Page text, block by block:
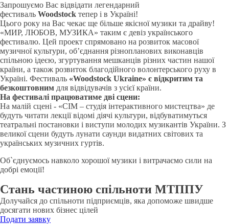
Запрошуємо Вас відвідати легендарний
фестиваль Woodstock тепер і в Україні!
Цього року на Вас чекає ще більше якісної музики та драйву!
«МИР, ЛЮБОВ, МУЗИКА» таким є девіз українського
фестивалю. Цей проект спрямовано на розвиток масової
музичної культури, об’єднання різнопланових виконавців
спільною ідеєю, згуртування мешканців різних частин нашої
країни, а також розвиток благодійного волонтерського руху в
Україні. Фестиваль «Woodstock Ukraine» є відкритим та
безкоштовним для відвідувачів з усієї країни.
На фестивалі працюватиме дві сцени:
На малій сцені - «СІМ – студія інтерактивного мистецтва» де
будуть читати лекції відомі діячі культури, відбуватимуться
театральні постановки і виступи молодих музикантів України. З
великої сцени будуть лунати саунди видатних світових та
українських музичних гуртів.
Об`єднуємось навколо хорошої музики і витрачаємо сили на
добрі емоції!
Стань частиною спільноти МТППУ
Долучайся до спільноти підприємців, яка допоможе швидше
досягати нових бізнес цілей
Подати заявку